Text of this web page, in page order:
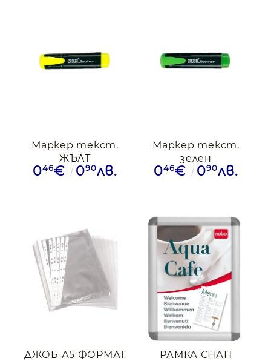
Маркер текст,
ЖЪЛТ
046€ 090лв.
Маркер текст,
зелен
046€ 090лв.
ДЖОБ А5 ФОРМАТ
РАМКА СНАП